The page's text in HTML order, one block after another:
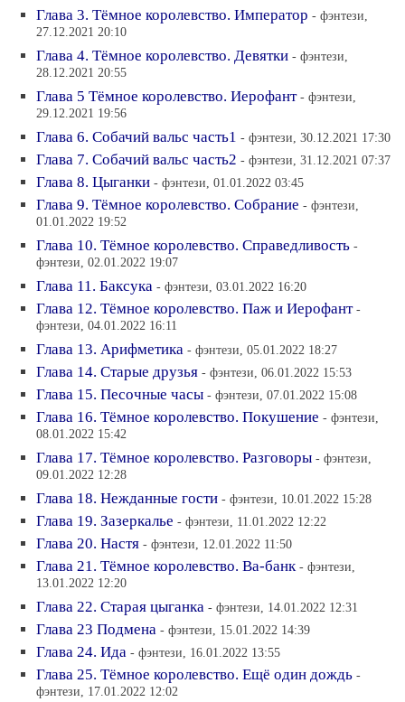
Глава 3. Тёмное королевство. Император - фэнтези,
27.12.2021 20:10
Глава 4. Тёмное королевство. Девятки - фэнтези,
28.12.2021 20:55
Глава 5 Тёмное королевство. Иерофант - фэнтези,
29.12.2021 19:56
Глава 6. Собачий вальс часть1 - фэнтези, 30.12.2021 17:30
Глава 7. Собачий вальс часть2 - фэнтези, 31.12.2021 07:37
Глава 8. Цыганки - фэнтези, 01.01.2022 03:45
Глава 9. Тёмное королевство. Собрание - фэнтези,
01.01.2022 19:52
Глава 10. Тёмное королевство. Справедливость -
фэнтези, 02.01.2022 19:07
Глава 11. Баксука - фэнтези, 03.01.2022 16:20
Глава 12. Тёмное королевство. Паж и Иерофант -
фэнтези, 04.01.2022 16:11
Глава 13. Арифметика - фэнтези, 05.01.2022 18:27
Глава 14. Старые друзья - фэнтези, 06.01.2022 15:53
Глава 15. Песочные часы - фэнтези, 07.01.2022 15:08
Глава 16. Тёмное королевство. Покушение - фэнтези,
08.01.2022 15:42
Глава 17. Тёмное королевство. Разговоры - фэнтези,
09.01.2022 12:28
Глава 18. Нежданные гости - фэнтези, 10.01.2022 15:28
Глава 19. Зазеркалье - фэнтези, 11.01.2022 12:22
Глава 20. Настя - фэнтези, 12.01.2022 11:50
Глава 21. Тёмное королевство. Ва-банк - фэнтези,
13.01.2022 12:20
Глава 22. Старая цыганка - фэнтези, 14.01.2022 12:31
Глава 23 Подмена - фэнтези, 15.01.2022 14:39
Глава 24. Ида - фэнтези, 16.01.2022 13:55
Глава 25. Тёмное королевство. Ещё один дождь -
фэнтези, 17.01.2022 12:02